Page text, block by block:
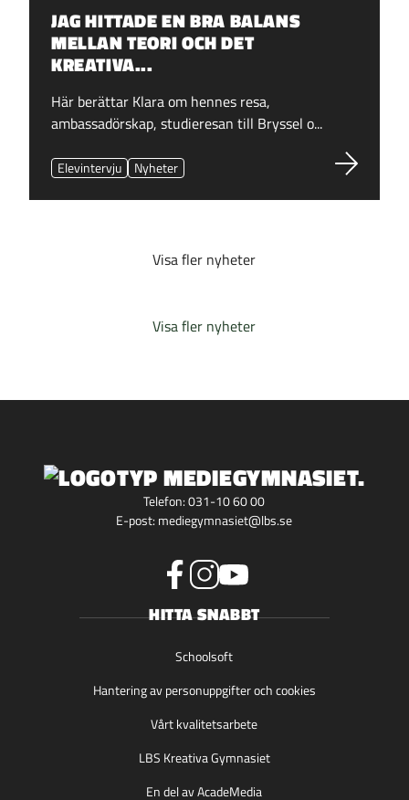
JAG HITTADE EN BRA BALANS
MELLAN TEORI OCH DET
KREATIVA...
Här berättar Klara om hennes resa,
ambassadörskap, studieresan till Bryssel o...
Elevintervju Nyheter
Visa fler nyheter
Visa fler nyheter
Telefon:031-10 60 00
E-post: mediegymnasiet@lbs.se
a
e
o
k
p
n
t
g
a
m
ö
o
t
b
(
p
HITTA SNABBT
Schoolsoft
Hantering av personuppgifter och cookies
Vårt kvalitetsarbete
LBS Kreativa Gymnasiet
En del av AcadeMedia